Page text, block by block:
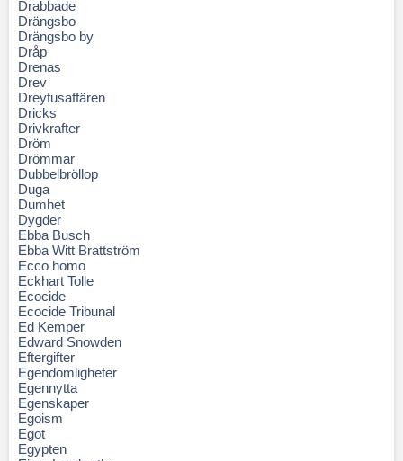
Drabbade
Drängsbo
Drängsbo by
Dråp
Drenas
Drev
Dreyfusaffären
Dricks
Drivkrafter
Dröm
Drömmar
Dubbelbröllop
Duga
Dumhet
Dygder
Ebba Busch
Ebba Witt Brattström
Ecco homo
Eckhart Tolle
Ecocide
Ecocide Tribunal
Ed Kemper
Edward Snowden
Eftergifter
Egendomligheter
Egennytta
Egenskaper
Egoism
Egot
Egypten